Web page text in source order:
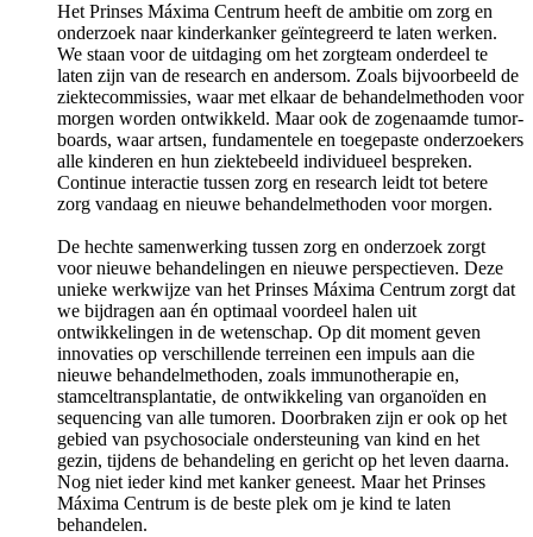
Het Prinses Máxima Centrum heeft de ambitie om zorg en
onderzoek naar kinderkanker geïntegreerd te laten werken.
We staan voor de uitdaging om het zorgteam onderdeel te
laten zijn van de research en andersom. Zoals bijvoorbeeld de
ziektecommissies, waar met elkaar de behandelmethoden voor
morgen worden ontwikkeld. Maar ook de zogenaamde tumor-
boards, waar artsen, fundamentele en toegepaste onderzoekers
alle kinderen en hun ziektebeeld individueel bespreken.
Continue interactie tussen zorg en research leidt tot betere
zorg vandaag en nieuwe behandelmethoden voor morgen.
De hechte samenwerking tussen zorg en onderzoek zorgt
voor nieuwe behandelingen en nieuwe perspectieven. Deze
unieke werkwijze van het Prinses Máxima Centrum zorgt dat
we bijdragen aan én optimaal voordeel halen uit
ontwikkelingen in de wetenschap. Op dit moment geven
innovaties op verschillende terreinen een impuls aan die
nieuwe behandelmethoden, zoals immunotherapie en,
stamceltransplantatie, de ontwikkeling van organoïden en
sequencing van alle tumoren. Doorbraken zijn er ook op het
gebied van psychosociale ondersteuning van kind en het
gezin, tijdens de behandeling en gericht op het leven daarna.
Nog niet ieder kind met kanker geneest. Maar het Prinses
Máxima Centrum is de beste plek om je kind te laten
behandelen.